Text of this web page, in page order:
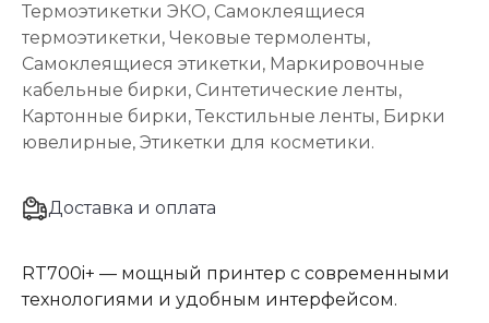
Термоэтикетки ЭКО, Самоклеящиеся
термоэтикетки, Чековые термоленты,
Самоклеящиеся этикетки, Маркировочные
кабельные бирки, Синтетические ленты,
Картонные бирки, Текстильные ленты, Бирки
ювелирные, Этикетки для косметики.
Доставка и оплата
RT700i+ — мощный принтер с современными
технологиями и удобным интерфейсом.